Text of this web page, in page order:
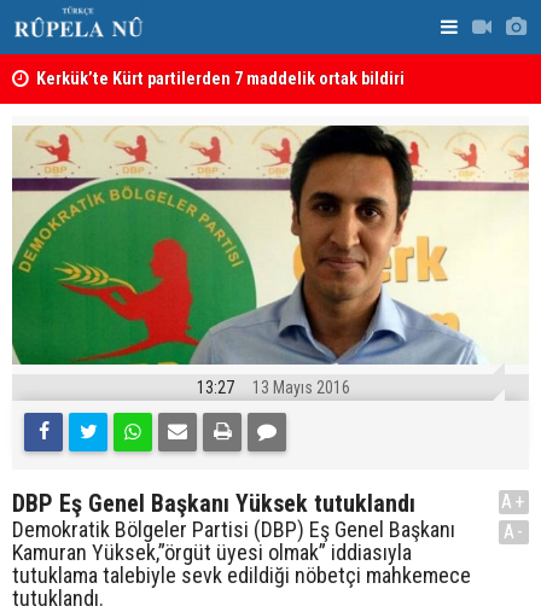
Kerkük’te Kürt partilerden 7 maddelik ortak bildiri
13:27 13 Mayıs 2016
DBP Eş Genel Başkanı Yüksek tutuklandı
Demokratik Bölgeler Partisi (DBP) Eş Genel Başkanı
Kamuran Yüksek,”örgüt üyesi olmak” iddiasıyla
tutuklama talebiyle sevk edildiği nöbetçi mahkemece
tutuklandı.
A+
A-